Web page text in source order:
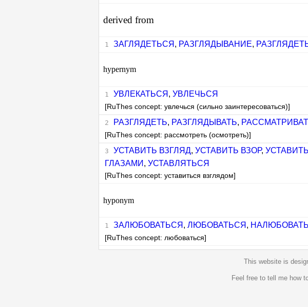
derived from
ЗАГЛЯДЕТЬСЯ , РАЗГЛЯДЫВАНИЕ,
hypernym
УВЛЕКАТЬСЯ , УВЛЕЧЬСЯ
[RuThes concept: увлечься (сильно заинтересоваться)]
РАЗГЛЯДЕТЬ, РАЗГЛЯДЫВАТЬ,
[RuThes concept: рассмотреть (осмотреть)]
УСТАВИТЬ ВЗГЛЯД, УСТАВИТЬ ВЗОР,
ГЛАЗАМИ ,УСТАВЛЯТЬСЯ
[RuThes concept: уставиться взглядом]
hyponym
ЗАЛЮБОВАТЬСЯ , ЛЮБОВАТЬСЯ ,
[RuThes concept: любоваться]
This website is
Feel free to tell me how